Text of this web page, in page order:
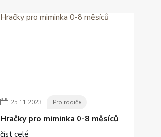
25.11.2023 Pro rodiče
Hračky pro miminka 0-8 měsíců
číst celé